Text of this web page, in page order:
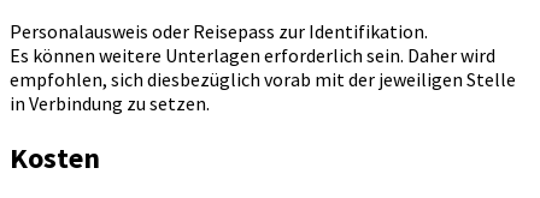
Personalausweis oder Reisepass zur Identifikation.
Es können weitere Unterlagen erforderlich sein. Daher wird
empfohlen, sich diesbezüglich vorab mit der jeweiligen Stelle
in Verbindung zu setzen.
Kosten